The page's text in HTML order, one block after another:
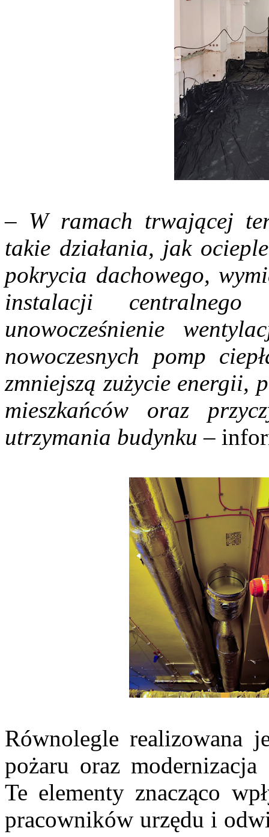
– W ramach trwającej
takie działania, jak
pokrycia dachowego,
instalacji
unowocześnienie
nowoczesnych pomp
zmniejszą zużycie energii,
mieszkańców oraz
utrzymania budynku –
Równolegle realizowana
pożaru oraz
Te elementy znacząco
pracowników urzędu i